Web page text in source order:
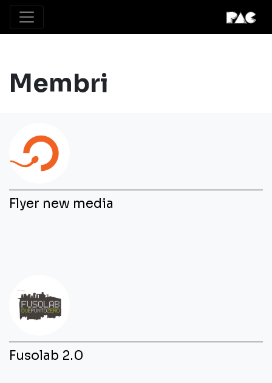
Membri
Flyer new media
Fusolab 2.0